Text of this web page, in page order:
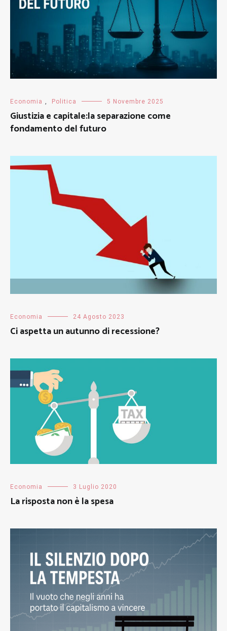
Economia , Politica 5 Novembre 2025
Giustizia e capitale:la separazione come
fondamento del futuro
Economia 24 Agosto 2023
Ci aspetta un autunno di recessione?
Economia 3 Luglio 2020
La risposta non è la spesa